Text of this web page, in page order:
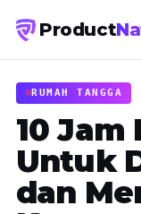
Product
RUMAH TANGGA
10 Jam
Untuk
dan